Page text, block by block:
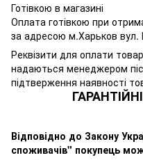
Готівкою в магазині
Оплата готівкою при
за адресою м.Харьков
Реквізити для оплати
надаються менеджером
підтверження наявності
Відповідно до Закону
споживачів" покупець